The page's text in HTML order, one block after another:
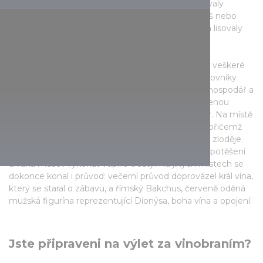
večeři: kromě neodmyslitelných pagáčů připravovaly
sklizňové pokrmy (masovou polévku, hovězí guláš nebo
dušené skopové na ohni, zelí Székely a koblížky) a lisovaly
Na konci dne zazněla píseň, která oznamovala, že veškeré
víno byl odklizeno a může přijet povoz, který pracovníky
odveze zpět do vesnice. Poté byl přivítán místní hospodář a
statkář (někteří si vyrobili korunu z hroznů ozdobenou
stuhou) a za soumraku začal ples se spoustou her. Na místě
legrační soutěže byly například zavěšeny hrozny, přičemž
někteří muži hráli dudáky, kteří hlídají hrozny, a jiní zloděje.
Poražení byli hodnoceni svéráznou porotou a pro potěšení
diváků museli vykonat vtipné tresty. Na jiných místech se
dokonce konal i průvod: večerní průvod doprovázel král vína,
který se staral o zábavu, a římský Bakchus, červeně oděná
mužská figurína reprezentující Dionýsa, boha vína a opojení.
Jste připraveni na výlet za vinobraním?